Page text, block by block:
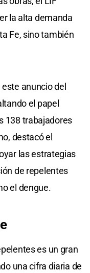
la alta demanda
Fe, sino también
anuncio del
el papel
138 trabajadores
destacó el
las estrategias
de repelentes
el dengue.
es un gran
una cifra diaria de